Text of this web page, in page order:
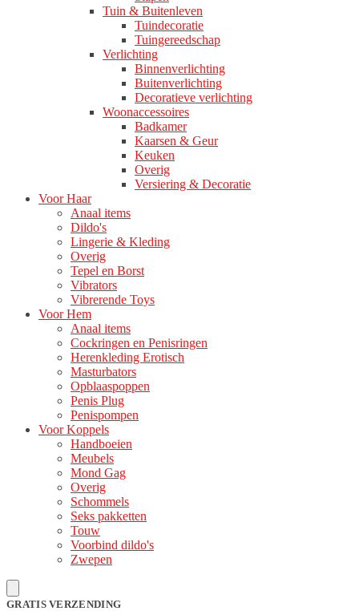
Tuin & Buitenleven
Tuindecoratie
Tuingereedschap
Verlichting
Binnenverlichting
Buitenverlichting
Decoratieve verlichting
Woonaccessoires
Badkamer
Kaarsen & Geur
Keuken
Overig
Versiering & Decoratie
Voor Haar
Anaal items
Dildo's
Lingerie & Kleding
Overig
Tepel en Borst
Vibrators
Vibrerende Toys
Voor Hem
Anaal items
Cockringen en Penisringen
Herenkleding Erotisch
Masturbators
Opblaaspoppen
Penis Plug
Penispompen
Voor Koppels
Handboeien
Meubels
Mond Gag
Overig
Schommels
Seks pakketten
Touw
Voorbind dildo's
Zwepen
GRATIS VERZENDING